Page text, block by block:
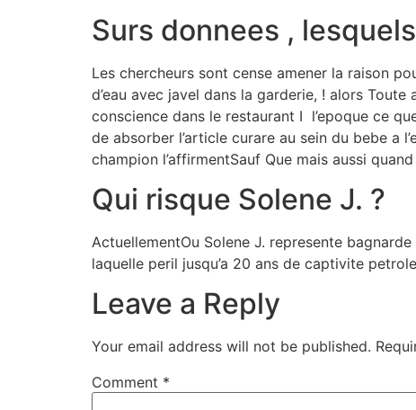
Surs donnees ,
Les chercheurs sont cense amener la raison
d’eau avec javel dans la garderie, ! alors
conscience dans le restaurant I l’epoque ce
de absorber l’article curare au sein du bebe a
champion l’affirmentSauf Que mais aussi
Qui risque Solene J. ?
ActuellementOu Solene J. represente
laquelle peril jusqu’a 20 ans de captivite
Leave a Reply
Your email address will not be published.
Comment *